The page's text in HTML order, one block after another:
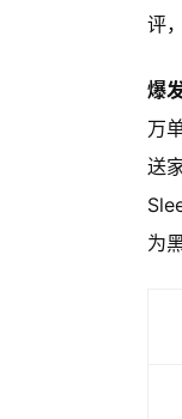
评
爆
万
送
为